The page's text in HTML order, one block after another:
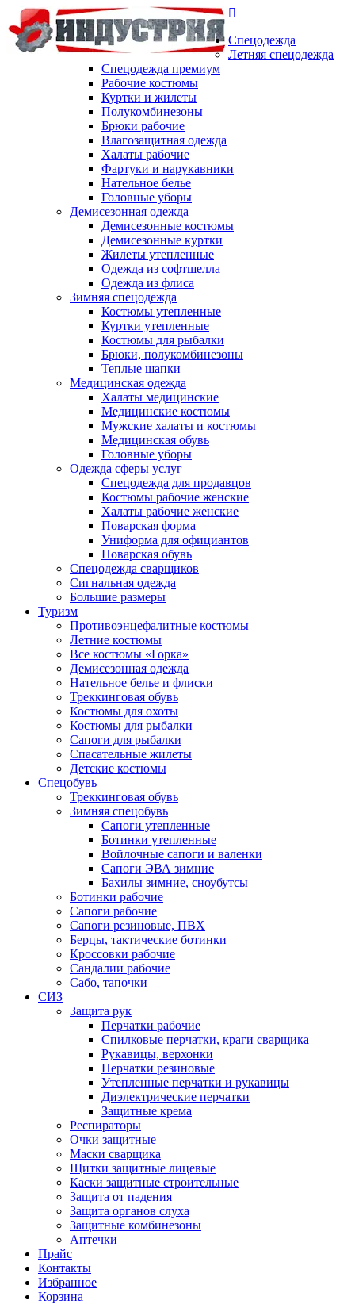
Спецодежда
Летняя спецодежда
Спецодежда премиум
Рабочие костюмы
Куртки и жилеты
Полукомбинезоны
Брюки рабочие
Влагозащитная одежда
Халаты рабочие
Фартуки и нарукавники
Нательное белье
Головные уборы
Демисезонная одежда
Демисезонные костюмы
Демисезонные куртки
Жилеты утепленные
Одежда из софтшелла
Одежда из флиса
Зимняя спецодежда
Костюмы утепленные
Куртки утепленные
Костюмы для рыбалки
Брюки, полукомбинезоны
Теплые шапки
Медицинская одежда
Халаты медицинские
Медицинские костюмы
Мужские халаты и костюмы
Медицинская обувь
Головные уборы
Одежда сферы услуг
Спецодежда для продавцов
Костюмы рабочие женские
Халаты рабочие женские
Поварская форма
Униформа для официантов
Поварская обувь
Спецодежда сварщиков
Сигнальная одежда
Большие размеры
Туризм
Противоэнцефалитные костюмы
Летние костюмы
Все костюмы «Горка»
Демисезонная одежда
Нательное белье и флиски
Треккинговая обувь
Костюмы для охоты
Костюмы для рыбалки
Сапоги для рыбалки
Спасательные жилеты
Детские костюмы
Спецобувь
Треккинговая обувь
Зимняя спецобувь
Сапоги утепленные
Ботинки утепленные
Войлочные сапоги и валенки
Сапоги ЭВА зимние
Бахилы зимние, сноубутсы
Ботинки рабочие
Сапоги рабочие
Сапоги резиновые, ПВХ
Берцы, тактические ботинки
Кроссовки рабочие
Сандалии рабочие
Сабо, тапочки
СИЗ
Защита рук
Перчатки рабочие
Спилковые перчатки, краги сварщика
Рукавицы, верхонки
Перчатки резиновые
Утепленные перчатки и рукавицы
Диэлектрические перчатки
Защитные крема
Респираторы
Очки защитные
Маски сварщика
Щитки защитные лицевые
Каски защитные строительные
Защита от падения
Защита органов слуха
Защитные комбинезоны
Аптечки
Прайс
Контакты
Избранное
Корзина